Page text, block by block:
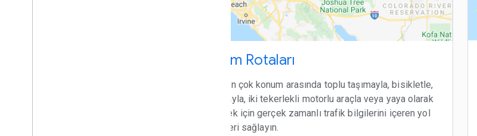
İşlem Rotaları
Birden çok konum arasında toplu taşımayla, bisikletle,
arabayla, iki tekerlekli motorlu araçla veya yaya olarak
gitmek için gerçek zamanlı trafik bilgilerini içeren yol
tarifleri sağlayın.